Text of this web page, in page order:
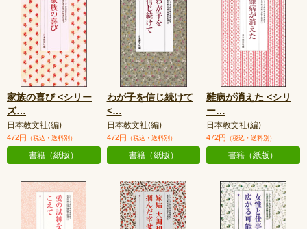
家族の喜び <シリー
ズ…
日本教文社(編)
472円 （税込・送料別）
書籍（紙版）
わが子を信じ続けて
<…
日本教文社(編)
472円 （税込・送料別）
書籍（紙版）
難病が消えた <シリ
ー…
日本教文社(編)
472円 （税込・送料別）
書籍（紙版）